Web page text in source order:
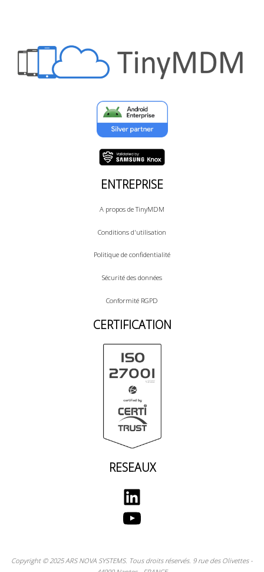
ENTREPRISE
A propos de TinyMDM
Conditions d'utilisation
Politique de confidentialité
Sécurité des données
Conformité RGPD
CERTIFICATION
RESEAUX
LinkedIn
YouTube
Copyright © 2025 ARS NOVA SYSTEMS. Tous droits réservés. 9 rue des Olivettes -